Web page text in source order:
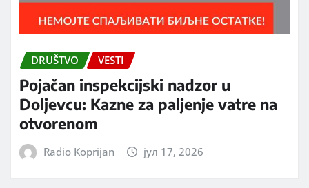
DRUŠTVO VESTI
Pojačan inspekcijski nadzor u
Doljevcu: Kazne za paljenje vatre na
otvorenom
Radio Koprijan јул 17, 2026